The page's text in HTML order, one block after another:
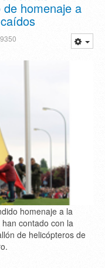
homenaje a
9350
homenaje a la
contado con la
de helicópteros de